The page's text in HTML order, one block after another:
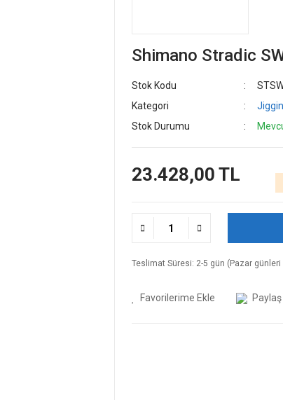
Shimano Stradic
Stok Kodu
Kategori
Stok Durumu
23.428,00 TL
Teslimat Süresi: 2-5 gün (Pazar
Paylaş